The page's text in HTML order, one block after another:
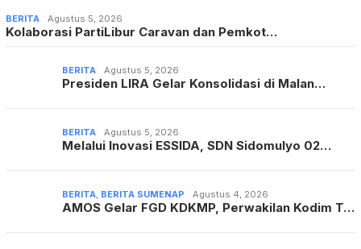
BERITA Agustus 5, 2026
Kolaborasi PartiLibur Caravan dan Pemkot…
BERITA Agustus 5, 2026
Presiden LIRA Gelar Konsolidasi di Malan…
BERITA Agustus 5, 2026
Melalui Inovasi ESSIDA, SDN Sidomulyo 02…
BERITA BERITA SUMENAP Agustus 4, 2026
AMOS Gelar FGD KDKMP, Perwakilan Kodim T…